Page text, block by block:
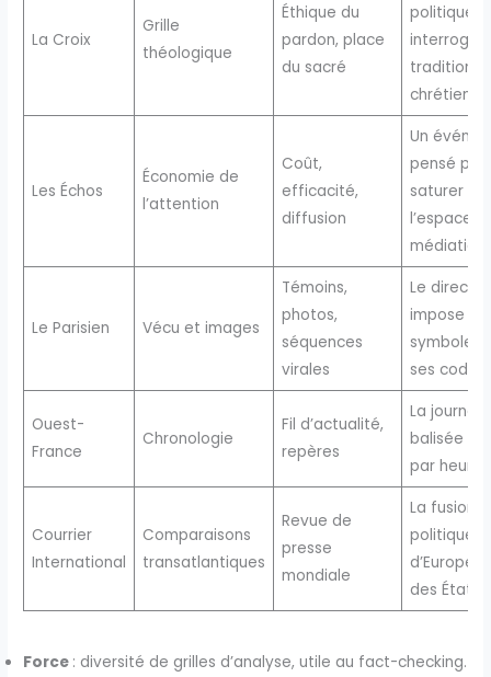
La Croix
Grille
théologique
Éthique du
pardon, place
du sacré
politique
interroge
tradition
chrétienne
Les Échos
Économie de
l’attention
Coût,
efficacité,
diffusion
Un
pensé
saturer
l’espace
Le Parisien Vécu et images
Témoins,
photos,
séquences
virales
Le direct
impose
symboles
ses codes
Ouest-
France
Chronologie
Fil d’actualité,
repères
La journée
balisée
par heure
Courrier
International
Comparaisons
transatlantiques
Revue de
presse
mondiale
La fusion
politique
d’Europe
des États-
Force : diversité de grilles d’analyse, utile au fact-checking.